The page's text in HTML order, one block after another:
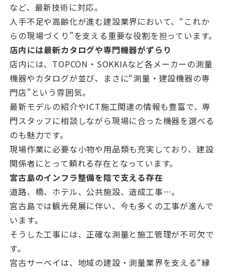
など、最新技術に対応。
人手不足や高齢化が進む建設業界において、“これか
らの現場づくり”を支える重要な役割を担っています。
店内には最新カタログや専門機器がずらり
店内には、TOPCON・SOKKIAなど各メーカーの測量
機器やカタログが並び、まさに“測量・建設機器の専
門店”という雰囲気。
最新モデルの紹介やICT施工関連の情報も豊富で、専
門スタッフに相談しながら現場に合った機器を選べる
のも魅力です。
現場作業に必要な小物や用品類も充実しており、建設
関係者にとって頼れる存在となっています。
宮古島のインフラ整備を陰で支える存在
道路、橋、ホテル、公共施設、造成工事…。
宮古島では観光発展に伴い、今も多くの工事が進んで
います。
そうした工事には、正確な測量と施工管理が不可欠で
す。
宮古サーベイは、地域の建設・測量業界を支える“縁